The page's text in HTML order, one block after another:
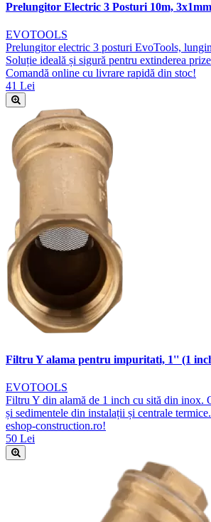
Prelungitor Electric 3 Posturi 10m,
EVOTOOLS
Prelungitor electric 3 posturi EvoTools,
Soluție ideală și sigură pentru extinderea
Comandă online cu livrare rapidă din stoc!
41 Lei
Filtru Y alama pentru impuritati, 1'' (1
EVOTOOLS
Filtru Y din alamă de 1 inch cu sită din inox.
și sedimentele din instalații și centrale
eshop-construction.ro!
50 Lei